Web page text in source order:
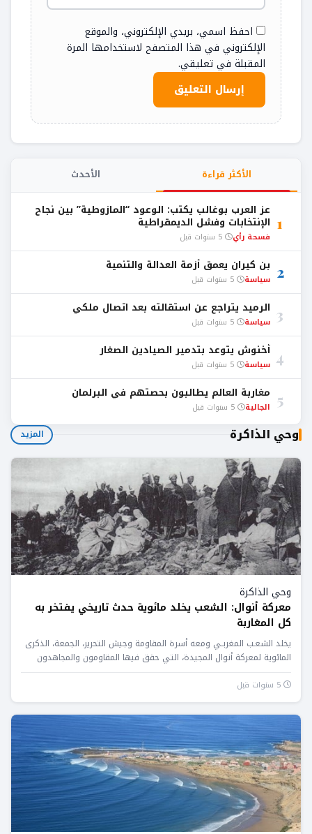
احفظ اسمي، بريدي الإلكتروني، والموقع
الإلكتروني في هذا المتصفح لاستخدامها المرة
المقبلة في تعليقي.
الأكثر قراءة الأحدث
1
عز العرب بوغالب يكتب: الوعود “المازوطية” بين نجاح
الإنتخابات وفشل الديمقراطية
فسحة رأي
2 بن كيران يعمق أزمة العدالة والتنمية
سياسة
3 الرميد يتراجع عن استقالته بعد اتصال ملكي
سياسة
4 أخنوش يتوعد بتدمير الصيادين الصغار
سياسة
5 مغاربة العالم يطالبون بحصتهم في البرلمان
الجالية
وحي الذاكرة المزيد
وحي الذاكرة
معركة أنوال: الشعب يخلد مائوية حدث تاريخي يفتخر به
كل المغاربة
يخلد الشعـب المغربـي ومعه أسرة المقاومة وجيش التحرير، الجمعة، الذكرى
المائوية لمعركة أنوال المجيدة، التي حقق فيها المقاومون والمجاهدون
المغاربة...